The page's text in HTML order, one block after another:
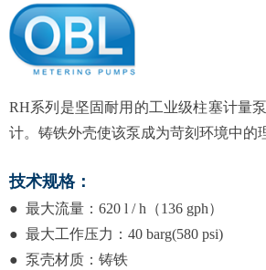
RH系列是坚固耐用的工业级柱塞计量
计。铸铁外壳使该泵成为苛刻环境中的
技术规格：
● 最大流量： 620 l / h （136 gph）
● 最大工作压力： 40 barg(580 psi)
● 泵壳材质：铸铁